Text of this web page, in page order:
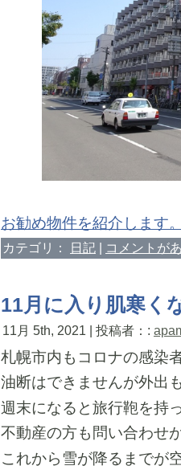
お勧め物件を紹介します
カテゴリ： 日記 | コメントが
11月に入り肌寒く
11月 5th, 2021 | 投稿者：:
札幌市内もコロナの感染
油断はできませんが外出
週末になると旅行鞄を持
不動産の方も問い合わせ
これから雪が降るまでが